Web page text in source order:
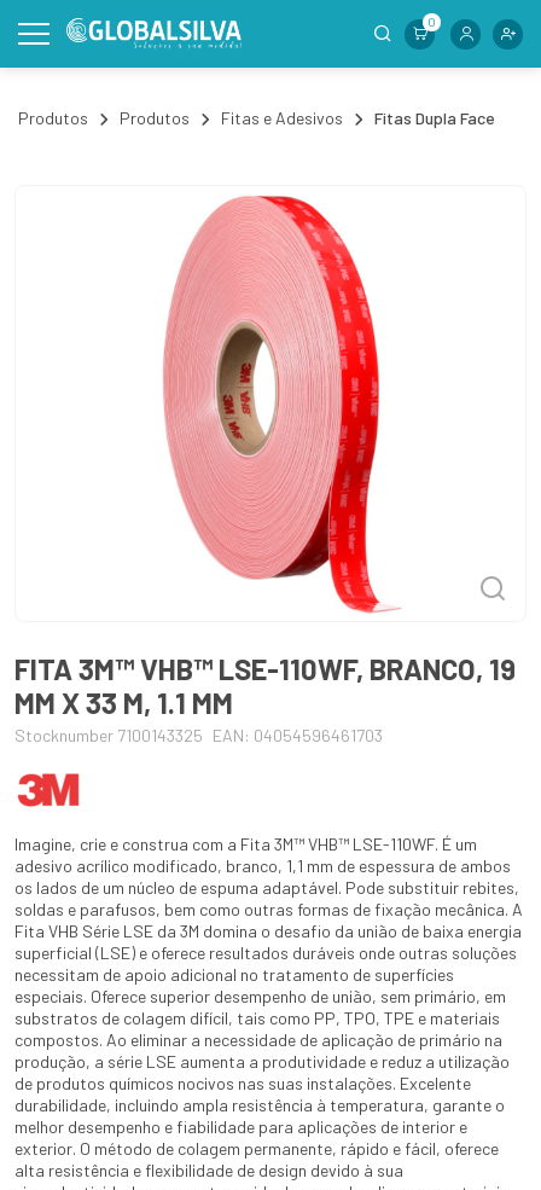
0
Produtos Produtos Fitas e Adesivos Fitas Dupla Face
FITA 3M™ VHB™ LSE-110WF, BRANCO, 19
MM X 33 M, 1.1 MM
Stocknumber 7100143325 EAN: 04054596461703
Imagine, crie e construa com a Fita 3M™ VHB™ LSE-110WF. É um
adesivo acrílico modificado, branco, 1,1 mm de espessura de ambos
os lados de um núcleo de espuma adaptável. Pode substituir rebites,
soldas e parafusos, bem como outras formas de fixação mecânica. A
Fita VHB Série LSE da 3M domina o desafio da união de baixa energia
superficial (LSE) e oferece resultados duráveis onde outras soluções
necessitam de apoio adicional no tratamento de superfícies
especiais. Oferece superior desempenho de união, sem primário, em
substratos de colagem difícil, tais como PP, TPO, TPE e materiais
compostos. Ao eliminar a necessidade de aplicação de primário na
produção, a série LSE aumenta a produtividade e reduz a utilização
de produtos químicos nocivos nas suas instalações. Excelente
durabilidade, incluindo ampla resistência à temperatura, garante o
melhor desempenho e fiabilidade para aplicações de interior e
exterior. O método de colagem permanente, rápido e fácil, oferece
alta resistência e flexibilidade de design devido à sua